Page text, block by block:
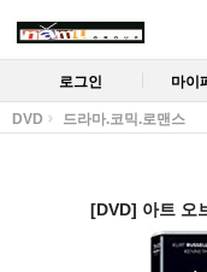
로그인 마이
DVD 드라마.코믹.로맨스
[DVD] 아트 오